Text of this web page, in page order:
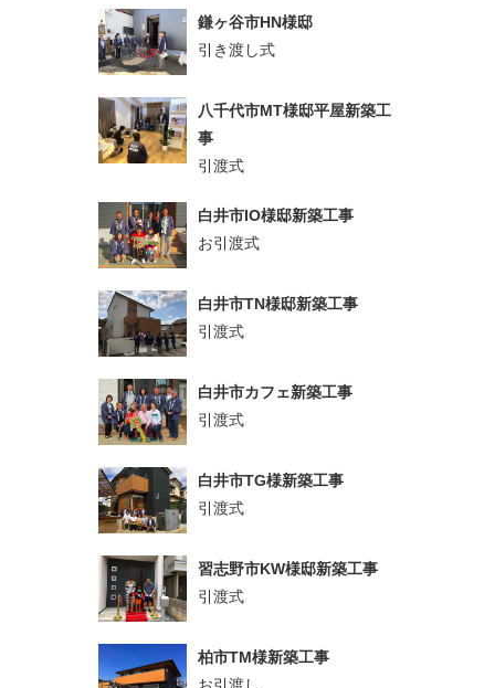
鎌ヶ谷市HN様邸
引き渡し式
八千代市MT様邸平屋新築工
事
引渡式
白井市IO様邸新築工事
お引渡式
白井市TN様邸新築工事
引渡式
白井市カフェ新築工事
引渡式
白井市TG様新築工事
引渡式
習志野市KW様邸新築工事
引渡式
柏市TM様新築工事
お引渡し